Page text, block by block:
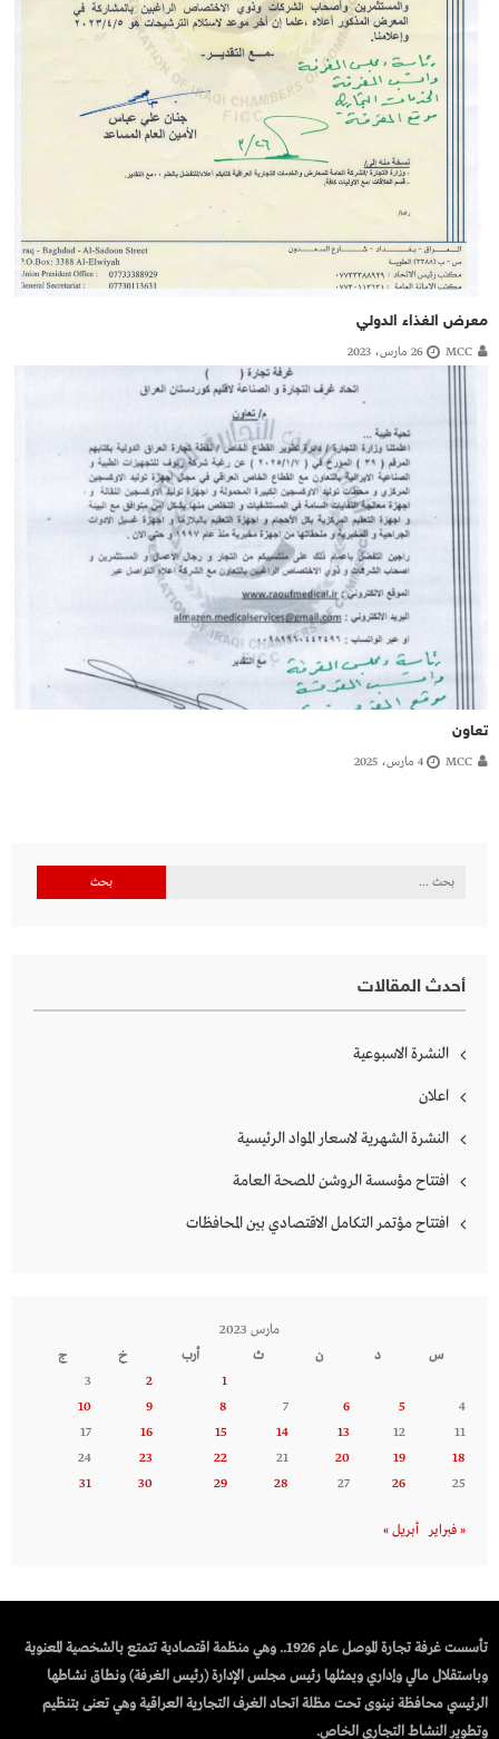
معرض الغذاء الدولي
MCC 26 مارس، 2023
تعاون
MCC 4 مارس، 2025
البحث
أحدث المقالات
النشرة الاسبوعية
اعلان
النشرة الشهرية لاسعار المواد الرئيسية
افتتاح مؤسسة الروشن للصحة العامة
افتتاح مؤتمر التكامل الاقتصادي بين المحافظات
مارس 2023
س
د ن ث أرب خ
ج
1
2
3
4
5
6
7
8
9
10
11
12
13
14
15
16
17
18
19
20
21
22
23
24
25
26
27
28
29
30
31
« فبراير أبريل »
تأسست غرفة تجارة الموصل عام 1926.. وهي منظمة اقتصادية تتمتع بالشخصية المعنوية
وباستقلال مالي وإداري ويمثلها رئيس مجلس الإدارة (رئيس الغرفة) ونطاق نشاطها
الرئيسي محافظة نينوى تحت مظلة اتحاد الغرف التجارية العراقية وهي تعنى بتنظيم
وتطوير النشاط التجاري الخاص.